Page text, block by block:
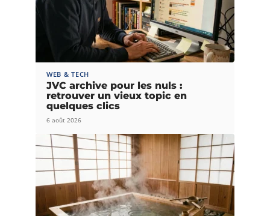
WEB & TECH
JVC archive pour les nuls :
retrouver un vieux topic en
quelques clics
6 août 2026